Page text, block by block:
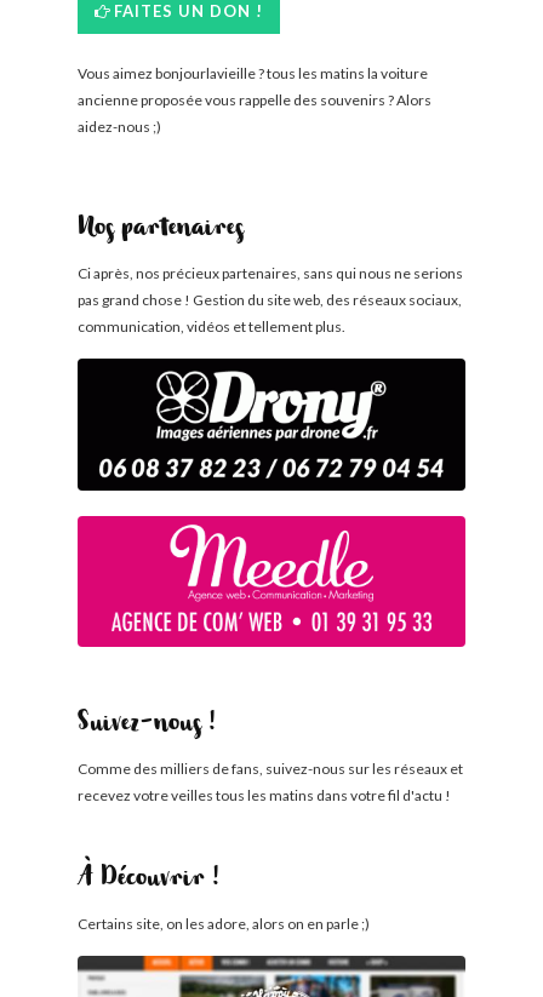
FAITES UN DON !
Vous aimez bonjourlavieille ? tous les matins la voiture
ancienne proposée vous rappelle des souvenirs ? Alors
aidez-nous ;)
Nos partenaires
Ci après, nos précieux partenaires, sans qui nous ne serions
pas grand chose ! Gestion du site web, des réseaux sociaux,
communication, vidéos et tellement plus.
Suivez-nous !
Comme des milliers de fans, suivez-nous sur les réseaux et
recevez votre veilles tous les matins dans votre fil d'actu !
À Découvrir !
Certains site, on les adore, alors on en parle ;)